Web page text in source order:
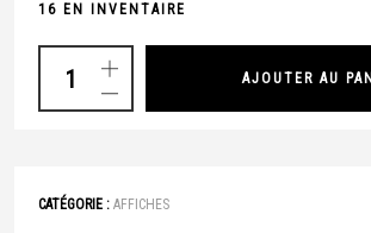
16 EN INVENTAIRE
AJOUTER AU
CATÉGORIE : AFFICHES